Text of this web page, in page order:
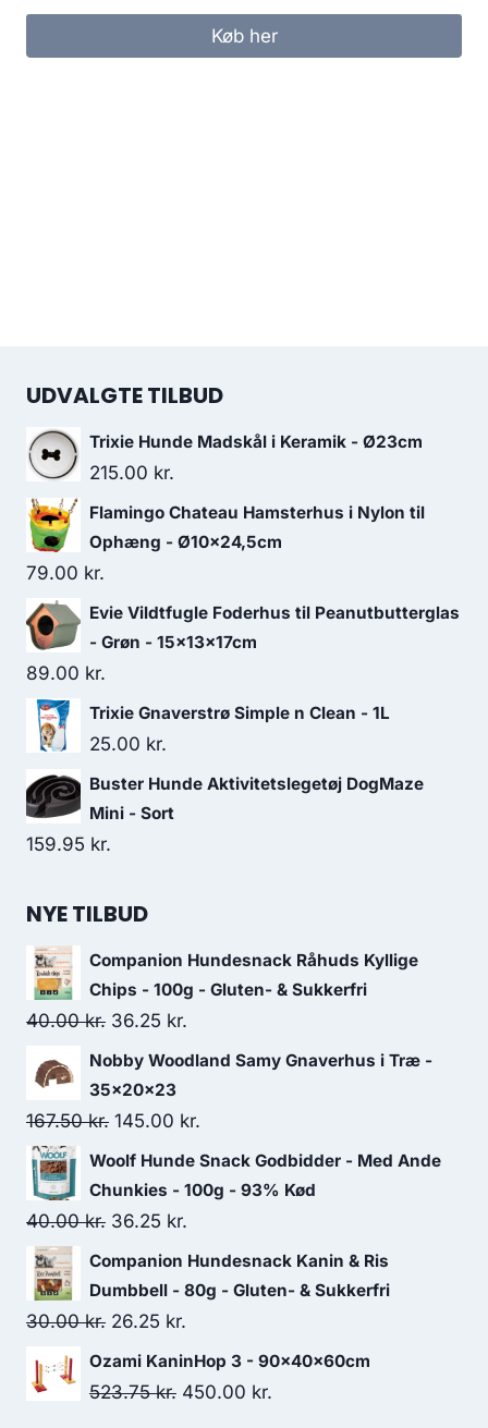
Køb her
UDVALGTE TILBUD
Trixie Hunde Madskål i Keramik - Ø23cm
215.00 kr.
Flamingo Chateau Hamsterhus i Nylon til
Ophæng - Ø10x24,5cm
79.00 kr.
Evie Vildtfugle Foderhus til Peanutbutterglas
- Grøn - 15x13x17cm
89.00 kr.
Trixie Gnaverstrø Simple n Clean - 1L
25.00 kr.
Buster Hunde Aktivitetslegetøj DogMaze
Mini - Sort
159.95 kr.
NYE TILBUD
Companion Hundesnack Råhuds Kyllige
Chips - 100g - Gluten- & Sukkerfri
40.00kr. Den
oprindelige
pris
var:
40.00 kr..
36.25 kr.
aktuelle
er:
36.25 kr..
Nobby Woodland Samy Gnaverhus i Træ -
35x20x23
167.50kr. Den
oprindelige
pris
var:
167.50 kr..
145.00 kr.
aktuelle
pris
145.00 kr..
Woolf Hunde Snack Godbidder - Med Ande
Chunkies - 100g - 93% Kød
40.00kr. Den
oprindelige
pris
var:
40.00 kr..
36.25 kr.
aktuelle
pris
36.25 kr..
Companion Hundesnack Kanin & Ris
Dumbbell - 80g - Gluten- & Sukkerfri
30.00kr. Den
oprindelige
pris
26.25 kr.
aktuelle
pris
Ozami KaninHop 3 - 90x40x60cm
523.75kr. Den
450.00 kr.